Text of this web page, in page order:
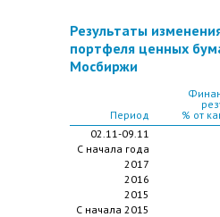
Период
% от
02.11-09.11
С начала года
2017
2016
2015
С начала 2015
Результаты
портфеля ценных
Мосбиржи